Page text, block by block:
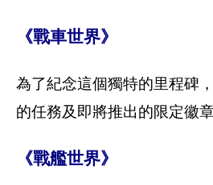
《戰車世界》
為了紀念這個獨特的里程碑
的任務及即將推出的限定徽
《戰艦世界》